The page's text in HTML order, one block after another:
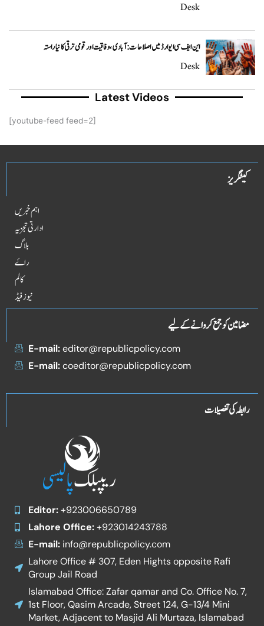
Desk
این ایف سی ایوارڈ میں اصلاحات: آبادی، وفاقیت اور قومی ترقی کا نیا راستہ
Desk
Latest Videos
[youtube-feed feed=2]
کیٹگریز
اہم خبریں
ادارتی تجزیہ
بلاگ
راۓ
کالم
نیوز فیڈ
مضامین کو جمع کروانے کے لیے
E-mail:editor@republicpolicy.com
E-mail:coeditor@republicpolicy.com
رابطہ کی تفصیلات
Editor:+923006650789
Lahore Office:+923014243788
E-mail:info@republicpolicy.com
Lahore Office # 307, Eden Hights opposite Rafi
Group Jail Road
Islamabad Office: Zafar qamar and Co. Office No. 7,
1st Floor, Qasim Arcade, Street 124, G-13/4 Mini
Market, Adjacent to Masjid Ali Murtaza, Islamabad